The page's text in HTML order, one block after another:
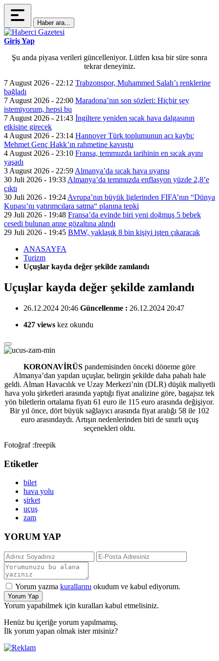
Haber ara...
Giriş Yap
Şu anda piyasa verileri güncelleniyor. Lütfen kısa bir süre sonra
tekrar deneyiniz.
7 August 2026 - 22:12 Trabzonspor, Muhammed Salah’ı renklerine
bağladı
7 August 2026 - 22:00 Maradona’nın son sözleri: Hiçbir şey
istemiyorum, hepsi bu
7 August 2026 - 21:43 İngiltere yeniden sıcak hava dalgasının
etkisine girecek
4 August 2026 - 23:14 Hannover Türk toplumunun acı kaybı:
Mehmet Genç Hakk’ın rahmetine kavuştu
4 August 2026 - 23:10 Fransa, temmuzda tarihinin en sıcak ayını
yaşadı
3 August 2026 - 22:59 Almanya’da sıcak hava uyarısı
30 Juli 2026 - 19:33 Almanya’da temmuzda enflasyon yüzde 2,8’e
çıktı
30 Juli 2026 - 19:24 Avrupa’nın büyük liglerinden FIFA’nın “Dünya
Kupası’nı yatırımcılara satma“ planına tepki
29 Juli 2026 - 19:48 Fransa’da evinde biri yeni doğmuş 5 bebek
cesedi bulunan anne gözaltına alındı
29 Juli 2026 - 19:45 BMW, yaklaşık 8 bin kişiyi işten çıkaracak
ANASAYFA
Turizm
Uçuşlar kayda değer şekilde zamlandı
Uçuşlar kayda değer şekilde zamlandı
26.12.2024 20:46 Güncellenme : 26.12.2024 20:47
427 views kez okundu
KORONAVİRÜS pandemisinden önceki döneme göre
Almanya’dan yapılan uçuşlar, belirgin şekilde daha pahalı hale
geldi. Alman Havacılık ve Uzay Merkezi’nin (DLR) düşük maliyetli
hava yolu şirketleri arasında yaptığı fiyat analizine göre, bagajsız tek
yön biletlerin ortalama fiyatı 61 euro ile 115 euro arasında değişiyor.
Bir yıl önce, dört büyük sağlayıcı arasında fiyat aralığı 58 ile 102
euro arasındaydı. Artışın nedenlerinden biri de sınırlı uçuş
seçenekleri oldu.
Fotoğraf :freepik
Etiketler
bilet
hava yolu
şirket
uçuş
zam
YORUM YAP
Yorum yazma kurallarını okudum ve kabul ediyorum.
Yorum Yap
Yorum yapabilmek için kuralları kabul etmelisiniz.
Henüz bu içeriğe yorum yapılmamış.
İlk yorum yapan olmak ister misiniz?